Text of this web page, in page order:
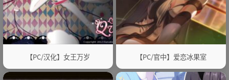
【PC/汉化】女王万岁 【PC/官中】爱恋冰果室